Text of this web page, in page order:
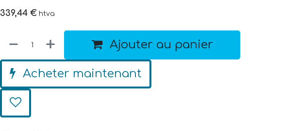
339,44 € htva
Ajouter au panier
Acheter maintenant